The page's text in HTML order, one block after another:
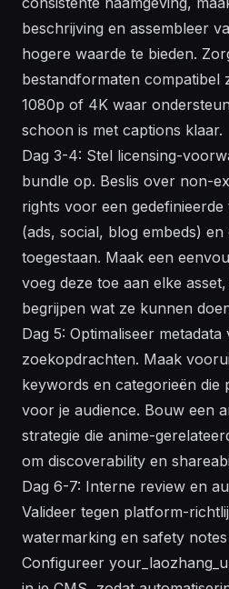
beschrijving en assembleer
hogere waarde te bieden.
bestandformaten compatibel
1080p of 4K waar
schoon is met captions klaar.
Dag 3-4: Stel licensing-
bundle op. Beslis over non-
rights voor een
(ads, social, blog embeds)
toegestaan. Maak een
voeg deze toe aan elke
begrijpen wat ze kunnen
Dag 5: Optimaliseer
zoekopdrachten. Maak
keywords en categorieën die
voor je audience. Bouw een
strategie die anime-
om discoverability en
Dag 6-7: Interne review en
Valideer tegen platform-
watermarking en safety
Configureer